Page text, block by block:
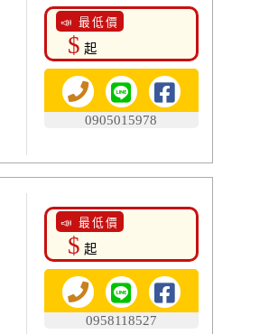
📣 最低價
$ 起
0905015978
📣 最低價
$ 起
0958118527